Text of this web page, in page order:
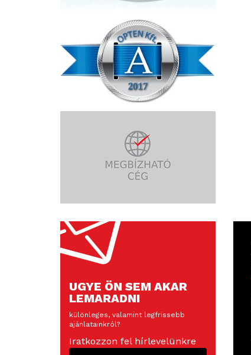
UGYE ÖN SEM AKAR
LEMARADNI
különleges, valamint legfrissebb
ajánlatainkról?
Iratkozzon fel hírlevelünkre